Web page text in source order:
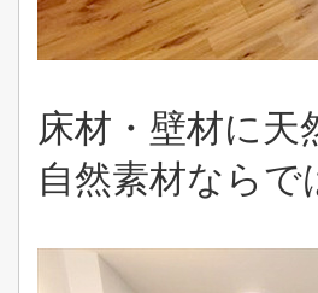
床材・壁材に天
自然素材なら